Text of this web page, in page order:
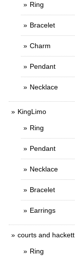
Ring
Bracelet
Charm
Pendant
Necklace
KingLimo
Ring
Pendant
Necklace
Bracelet
Earrings
courts and hackett
Ring